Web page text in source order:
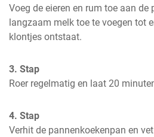
Voeg de eieren en rum toe aan de
langzaam melk toe te voegen tot
klontjes ontstaat.
3. Stap
Roer regelmatig en laat 20
4. Stap
Verhit de pannenkoekenpan en